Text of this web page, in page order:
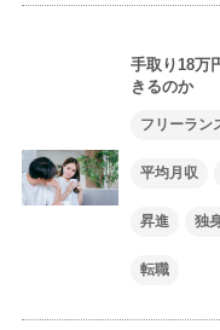
手取り18万
きるのか
フリーラン
平均月収
昇進 独
転職